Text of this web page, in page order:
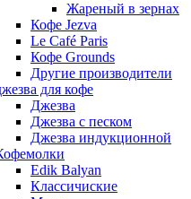
Жареный в зернах
Кофе Jezva
Le Café Paris
Кофе Grounds
Другие производители
для кофе
Джезва
Джезва с песком
Джезва индукционной
Edik Balyan
Классичиские